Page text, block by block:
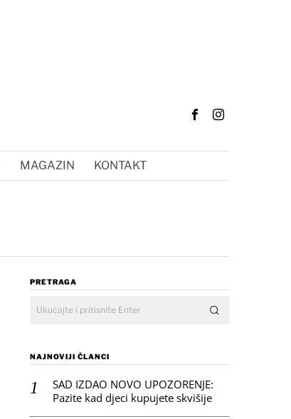
MAGAZIN KONTAKT
PRETRAGA
NAJNOVIJI ČLANCI
SAD IZDAO NOVO UPOZORENJE:
Pazite kad djeci kupujete skvišije